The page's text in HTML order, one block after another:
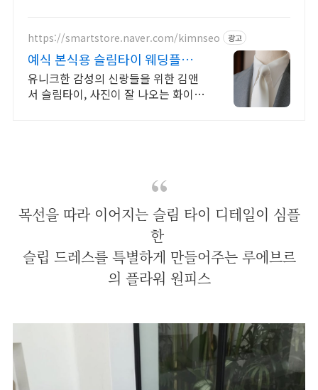
https://smartstore.naver.com/kimnseo 광고
예식 본식용 슬림타이 웨딩플래너
사진작가 강력추천
유니크한 감성의 신랑들을 위한 김앤
서 슬림타이, 사진이 잘 나오는 화이트
목선을 따라 이어지는 슬림 타이 디테일이 심플
한
슬립 드레스를 특별하게 만들어주는 루에브르
의 플라워 원피스